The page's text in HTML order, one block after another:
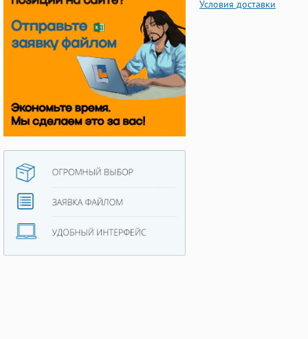
Условия доставки